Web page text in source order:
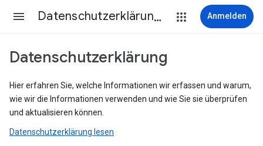
Datenschutzerklärung & Nutzungsbedingungen Anmelden
Datenschutzerklärung
Hier erfahren Sie, welche Informationen wir erfassen und warum,
wie wir die Informationen verwenden und wie Sie sie überprüfen
und aktualisieren können.
Datenschutzerklärung lesen